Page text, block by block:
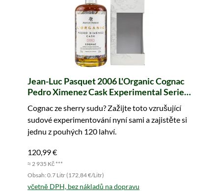
Jean-Luc Pasquet 2006 L'Organic Cognac
Pedro Ximenez Cask Experimental Series
Cognac ze sherry sudu? Zažijte toto vzrušující
sudové experimentování nyní sami a zajistěte si
jednu z pouhých 120 lahví.
120,99 €
≈ 2 935 Kč ***
Obsah: 0.7 Litr (172,84 €/Litr)
včetně DPH, bez nákladů na dopravu